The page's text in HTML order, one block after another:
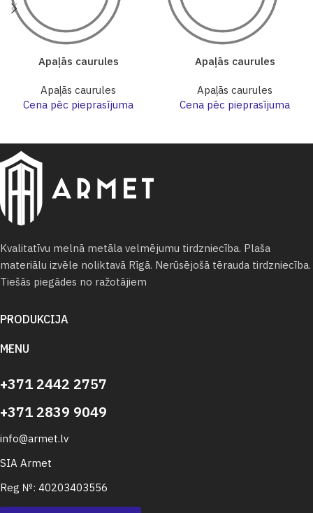
Apaļās caurules
Apaļās caurules
Cena pēc pieprasījuma
Apaļās caurules
Apaļās caurules
Cena pēc pieprasījuma
Kvalitatīvu melnā metāla velmējumu tirdzniecība. Plaša
materiālu izvēle noliktavā Rīgā. Nerūsējošā tērauda tirdzniecība.
Tiešās piegādes no ražotājiem
PRODUKCIJA
MENU
+371 2442 2757
+371 2839 9049
info@armet.lv
SIA Armet
Reg №: 40203403556